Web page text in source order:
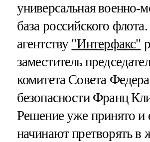
универсальная военно-
база российского
агентству "Интерфакс"
заместитель
комитета Совета
безопасности Франц
Решение уже принято и
начинают претворять в